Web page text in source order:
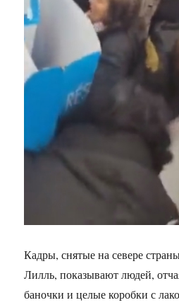
Кадры, снятые на севере
Лилль, показывают людей,
баночки и целые коробки с